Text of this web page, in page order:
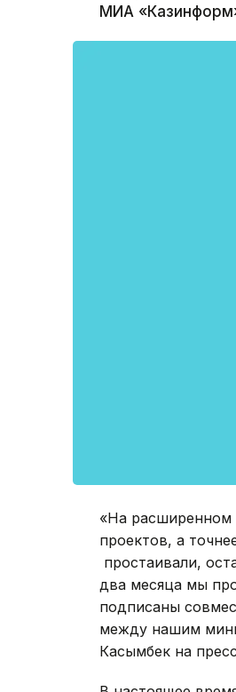
МИА
«На расширенном
проектов, а
простаивали,
два месяца мы
подписаны
между нашим
Касымбек на